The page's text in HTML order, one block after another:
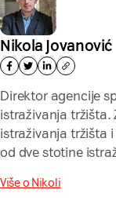
Nikola Jovanović
Direktor agencije
istraživanja tržišta.
istraživanja tržišta
od dve stotine
Više o Nikoli